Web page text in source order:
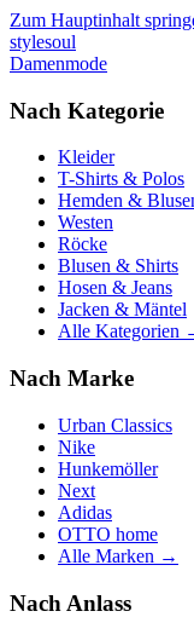
Zum Hauptinhalt
stylesoul
Damenmode
Nach Kategorie
Kleider
T-Shirts & Polos
Hemden &
Westen
Röcke
Blusen & Shirts
Hosen & Jeans
Jacken & Mäntel
Alle Kategorien
Nach Marke
Urban Classics
Nike
Hunkemöller
Next
Adidas
OTTO home
Alle Marken →
Nach Anlass